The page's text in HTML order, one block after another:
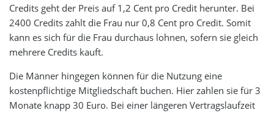
Credits geht der Preis auf 1,2 Cent pro Credit herunter. Bei
2400 Credits zahlt die Frau nur 0,8 Cent pro Credit. Somit
kann es sich für die Frau durchaus lohnen, sofern sie gleich
mehrere Credits kauft.
Die Männer hingegen können für die Nutzung eine
kostenpflichtige Mitgliedschaft buchen. Hier zahlen sie für 3
Monate knapp 30 Euro. Bei einer längeren Vertragslaufzeit